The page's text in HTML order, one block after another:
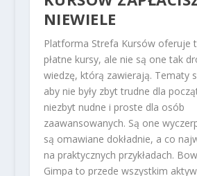
NIEWIELE
Platforma Strefa Kursów oferuje
płatne kursy, ale nie są one tak
wiedzę, którą zawierają. Tematy
aby nie były zbyt trudne dla
niezbyt nudne i proste dla osób
zaawansowanych. Są one
są omawiane dokładnie, a co
na praktycznych przykładach.
Gimpa to przede wszystkim